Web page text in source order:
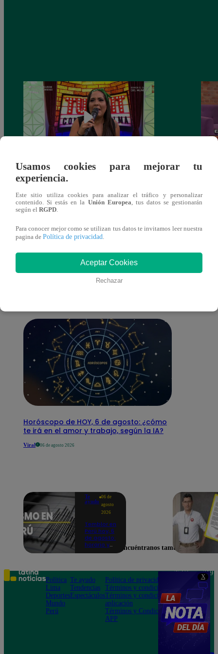
X
Tunait Programa Completo 13 de Junio
del 2018
También te puede
interesar
Horóscopo de HOY, 6 de agosto: ¿cómo
te irá en el amor y trabajo, según la IA?
Viral 06 de agosto 2026
Te
ayudo
06 de
agosto
2026
Temblor en
Perú hoy, 6
de agosto:
horario y
según IGP
Usamos cookies para mejorar tu
experiencia.
Este sitio utiliza cookies para analizar el tráfico y personalizar
contenido. Si estás en la Unión Europea , tus datos se gestionarán
según el RGPD
Para conocer mejor como se utilizan tus datos te invitamos leer nuestra
pagina de Política de privacidad
Aceptar Cookies
Rechazar
Encuéntranos también en
Política
Lima
Deportes
Mundo
Perú
Te ayudo
Tendencias
Espectáculos
Política de privacidad
Términos y condiciones
Términos y condiciones
aplicación
Términos y Condiciones
APP
Teléfono: 219
Av. San
Felipe 968
Jesús María